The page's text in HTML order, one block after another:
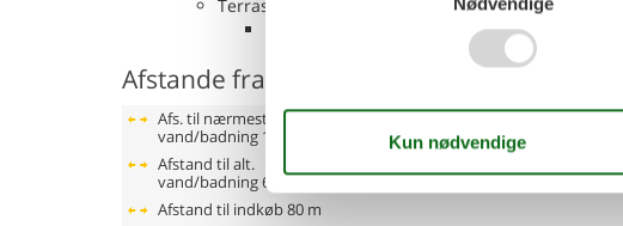
Terrasse, 10 m²
Afstande fra ferieboligen og placering på
Afs. til nærmeste
vand/badning 1,5 km
Afstand til alt.
vand/badning6 km
Afstand til indkøb80 m